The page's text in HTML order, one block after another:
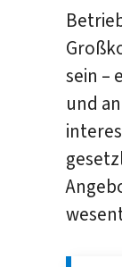
sein –
und